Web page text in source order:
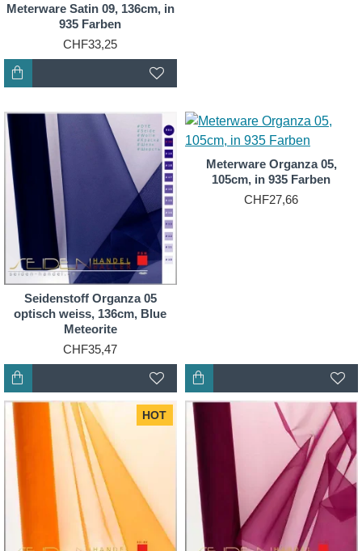
Meterware Satin 09, 136cm, in
935 Farben
CHF33,25
Seidenstoff Organza 05
optisch weiss, 136cm, Blue
Meteorite
CHF35,47
Meterware Organza 05,
105cm, in 935 Farben
CHF27,66
HOT